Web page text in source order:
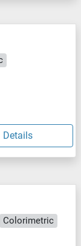
Details
Colorimetric